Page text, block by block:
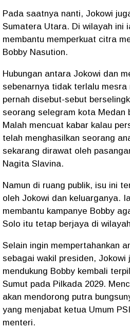
Pada saatnya nanti, Jokowi
Sumatera Utara. Di wilayah ini
membantu memperkuat citra
Bobby Nasution.
Hubungan antara Jokowi dan
sebenarnya tidak terlalu mesra
pernah disebut-sebut
seorang selegram kota Medan
Malah mencuat kabar kalau
telah menghasilkan seorang
sekarang dirawat oleh
Nagita Slavina.
Namun di ruang publik, isu ini
oleh Jokowi dan keluarganya.
membantu kampanye Bobby
Solo itu tetap berjaya di
Selain ingin mempertahankan
sebagai wakil presiden, Jokowi
mendukung Bobby kembali
Sumut pada Pilkada 2029.
akan mendorong putra
yang menjabat ketua Umum
menteri.